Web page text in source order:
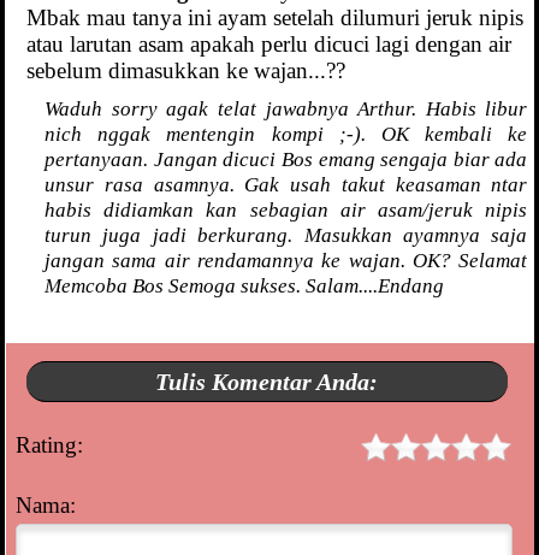
Mbak mau tanya ini ayam setelah dilumuri jeruk nipis
atau larutan asam apakah perlu dicuci lagi dengan air
sebelum dimasukkan ke wajan...??
Waduh sorry agak telat jawabnya Arthur. Habis libur
nich nggak mentengin kompi ;-). OK kembali ke
pertanyaan. Jangan dicuci Bos emang sengaja biar ada
unsur rasa asamnya. Gak usah takut keasaman ntar
habis didiamkan kan sebagian air asam/jeruk nipis
turun juga jadi berkurang. Masukkan ayamnya saja
jangan sama air rendamannya ke wajan. OK? Selamat
Memcoba Bos Semoga sukses. Salam....Endang
Tulis Komentar Anda:
Rating:
Nama: